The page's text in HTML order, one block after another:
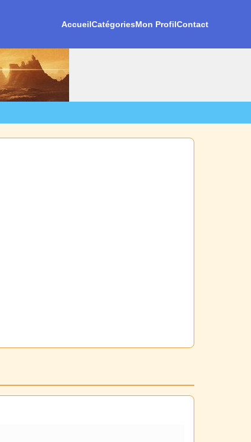
AccueilCatégoriesMon ProfilContact